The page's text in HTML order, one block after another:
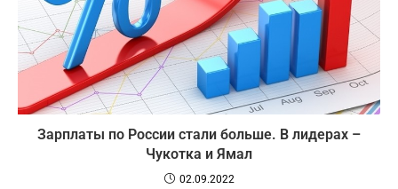
Зарплаты по России стали больше. В лидерах –
Чукотка и Ямал
02.09.2022